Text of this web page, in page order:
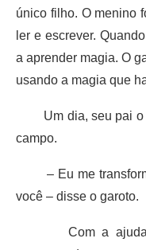
único filho. O menino
ler e escrever.
a aprender magia. O
usando a magia que
Um dia, seu pai o
campo.
– Eu me
você – disse o garoto.
Com a ajuda do